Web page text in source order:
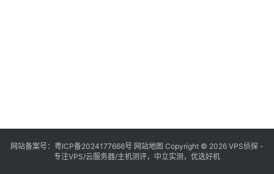
网站备案号： 粤ICP备2024177666号 网站地图 Copyright © 2026 VPS侦探 -
专注VPS/云服务器/主机测评，中立实测，优选好机